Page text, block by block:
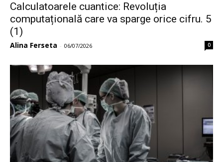
Calculatoarele cuantice: Revoluția
computațională care va sparge orice cifru. 5
(1)
Alina Ferseta - 06/07/2026 0